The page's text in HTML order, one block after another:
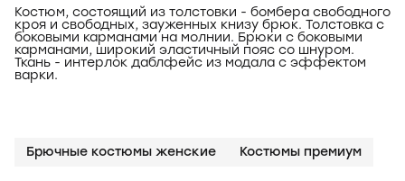
Костюм, состоящий из толстовки - бомбера свободного
кроя и свободных, зауженных книзу брюк. Толстовка с
боковыми карманами на молнии. Брюки с боковыми
карманами, широкий эластичный пояс со шнуром.
Ткань - интерлок даблфейс из модала с эффектом
варки.
Брючные костюмы женские Костюмы премиум